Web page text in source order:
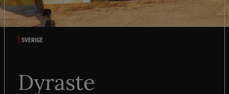
SVERIGE
Dyraste